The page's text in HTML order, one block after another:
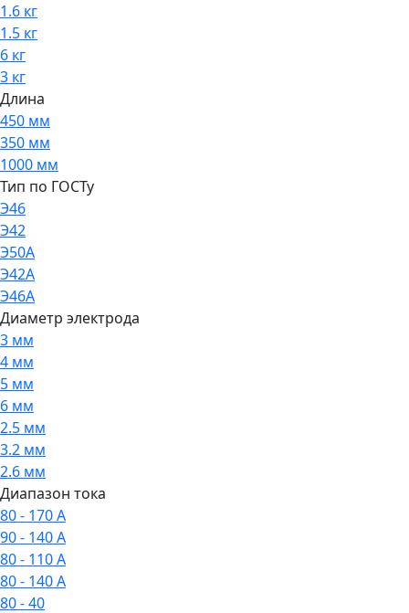
1.6 кг
1.5 кг
6 кг
3 кг
Длина
450 мм
350 мм
1000 мм
Тип по ГОСТу
Э46
Э42
Э50А
Э42А
Э46А
Диаметр электрода
3 мм
4 мм
5 мм
6 мм
2.5 мм
3.2 мм
2.6 мм
Диапазон тока
80 - 170 А
90 - 140 А
80 - 110 А
80 - 140 А
80 - 40